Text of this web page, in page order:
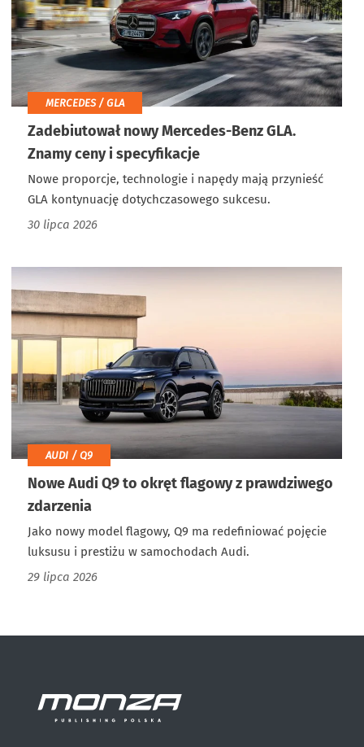
MERCEDES / GLA
Zadebiutował nowy Mercedes-Benz GLA.
Znamy ceny i specyfikacje
Nowe proporcje, technologie i napędy mają przynieść
GLA kontynuację dotychczasowego sukcesu.
30 lipca 2026
AUDI / Q9
Nowe Audi Q9 to okręt flagowy z prawdziwego
zdarzenia
Jako nowy model flagowy, Q9 ma redefiniować pojęcie
luksusu i prestiżu w samochodach Audi.
29 lipca 2026